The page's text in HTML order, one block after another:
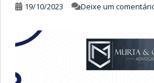
19/10/2023 Deixe um